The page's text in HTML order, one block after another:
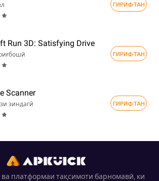
ГИРИФТАН
Run 3D: Satisfying Drive
ГИРИФТАН
Scanner
зиндагӣ ГИРИФТАН
ва платформаи тақсимоти барномавӣ, ки